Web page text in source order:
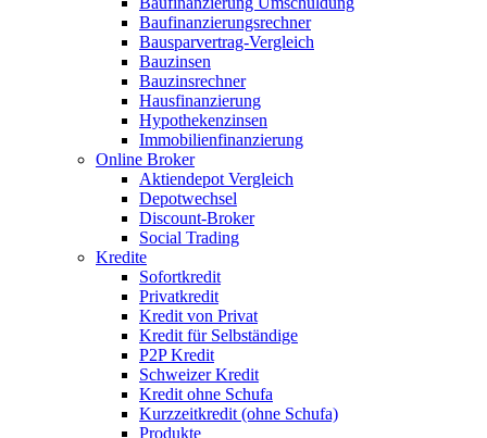
Baufinanzierungsrechner
Bausparvertrag-Vergleich
Bauzinsen
Bauzinsrechner
Hausfinanzierung
Hypothekenzinsen
Immobilienfinanzierung
Online Broker
Aktiendepot Vergleich
Depotwechsel
Discount-Broker
Social Trading
Kredite
Sofortkredit
Privatkredit
Kredit von Privat
Kredit für Selbständige
P2P Kredit
Schweizer Kredit
Kredit ohne Schufa
Kurzzeitkredit (ohne Schufa)
Produkte